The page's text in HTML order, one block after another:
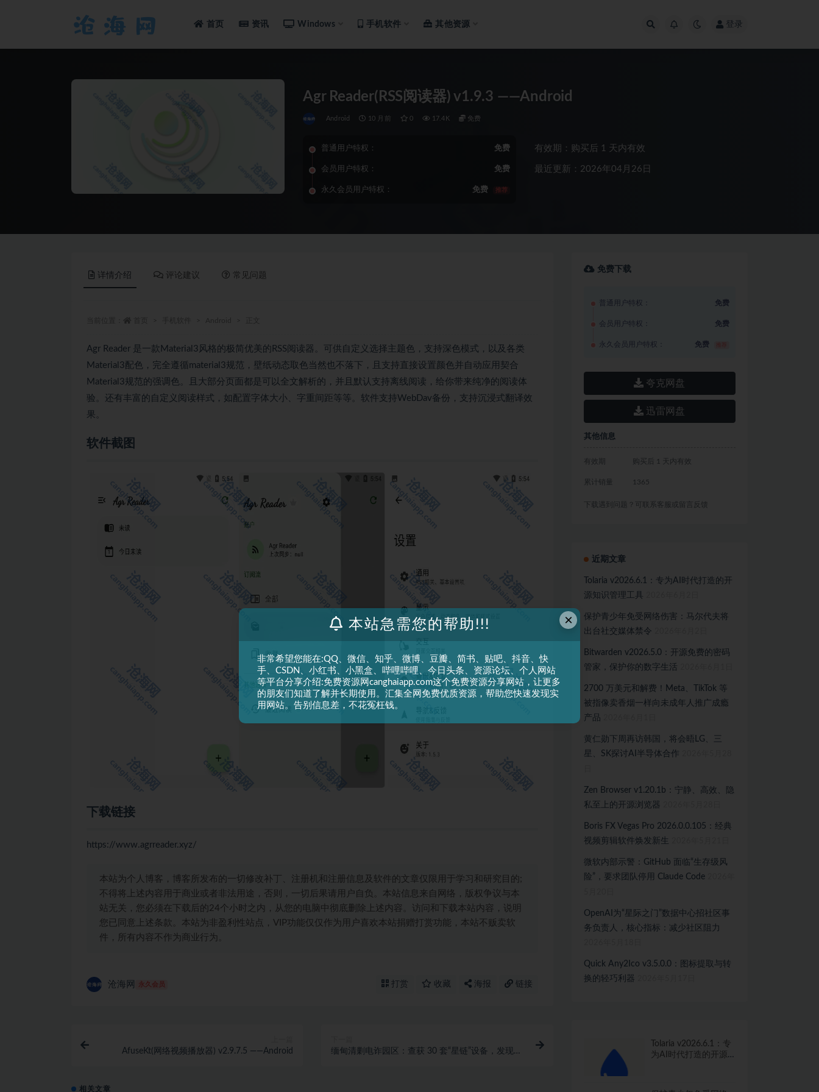
首页 资讯 Windows 手机软件 其他资源 登录
Agr Reader(RSS阅读器) v1.9.3 ——Android
Android 10 月前 0 17.4K 免费
普通用户特权： 免费
会员用户特权： 免费
永久会员用户特权： 免费 推荐
有效期：购买后 1 天内有效
最近更新：2026年04月26日
详情介绍 评论建议 常见问题
Agr Reader 是一款Material3风格的极简优美的RSS阅读器。可供自定义选择主题色，支持深色模式，以及各类
Material3配色，完全遵循material3规范，壁纸动态取色当然也不落下，且支持直接设置颜色并自动应用契合
Material3规范的强调色。且大部分页面都是可以全文解析的，并且默认支持离线阅读，给你带来纯净的阅读体
验。还有丰富的自定义阅读样式，如配置字体大小、字重间距等等。软件支持WebDav备份，支持沉浸式翻译效
果。
软件截图
下载链接
https://www.agrreader.xyz/
本站为个人博客，博客所发布的一切修改补丁、注册机和注册信息及软件的文章仅限用于学习和研究目的;
不得将上述内容用于商业或者非法用途，否则，一切后果请用户自负。本站信息来自网络，版权争议与本
站无关，您必须在下载后的24个小时之内，从您的电脑中彻底删除上述内容。访问和下载本站内容，说明
您已同意上述条款。本站为非盈利性站点，VIP功能仅仅作为用户喜欢本站捐赠打赏功能，本站不贩卖软
件，所有内容不作为商业行为。
沧海网 永久会员 打赏 收藏 海报 链接
AfuseKt(网络视频播放器) v2.9.7.5 ——Android
缅甸清剿电诈园区：查获 30 套“星链”设备，发现
相关文章
免费下载
普通用户特权： 免费
会员用户特权： 免费
永久会员用户特权： 免费
夸克网盘
迅雷网盘
其他信息
有效期 购买后 1 天内有效
累计销量 1365
下载遇到问题？可联系客服或留言反馈
近期文章
Tolaria v2026.6.1：专为AI时代打造的开
源知识管理工具
保护青少年免受网络伤害：马尔代夫将
出台社交媒体禁令
Bitwarden v2026.5.0：开源免费的密码
管家，保护你的数字生活
2700 万美元和解费！Meta、TikTok 等
被指像卖香烟一样向未成年人推广成瘾
产品
黄仁勋下周再访韩国，将会晤LG、三
星、SK探讨AI半导体合作
Zen Browser v1.20.1b：宁静、高效、隐
私至上的开源浏览器
Boris FX Vegas Pro 2026.0.0.105：经典
视频剪辑软件焕发新生
微软内部示警：GitHub 面临“生存级风
险”，要求团队停用 Claude Code
OpenAI为“星际之门”数据中心招社区事
务负责人，核心指标：减少社区阻力
Quick Any2Ico v3.5.0.0：图标提取与转
换的轻巧利器
Tolaria v2026.6.1：专
为AI时代打造的开源
×
本站急需您的帮助!!!
非常希望您能在:QQ、微信、知乎、微博、豆瓣、简书、贴吧、抖音、快
手、CSDN、小红书、小黑盒、哔哩哔哩、今日头条、资源论坛、个人网站
等平台分享介绍:免费资源网canghaiapp.com这个免费资源分享网站，让更多
的朋友们知道了解并长期使用。汇集全网免费优质资源，帮助您快速发现实
用网站。告别信息差，不花冤枉钱。